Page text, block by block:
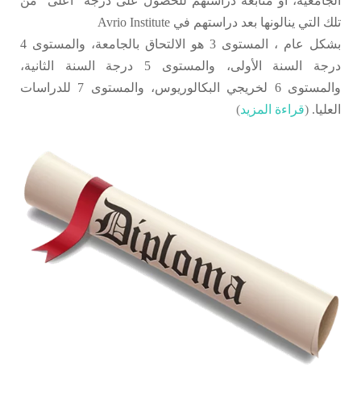
تلك التي ينالونها بعد دراستهم في Avrio Institute
بشكل عام ، المستوى 3 هو الالتحاق بالجامعة، والمستوى 4
درجة السنة الأولى، والمستوى 5 درجة السنة الثانية،
والمستوى 6 لخريجي البكالوريوس، والمستوى 7 للدراسات
العليا. (قراءة المزيد)